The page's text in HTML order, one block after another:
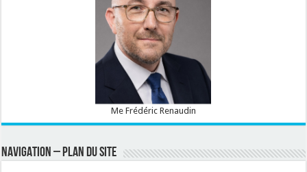
Me Frédéric Renaudin
NAVIGATION – PLAN DU SITE